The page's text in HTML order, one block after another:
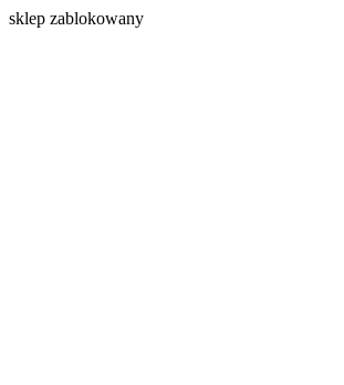
sklep zablokowany